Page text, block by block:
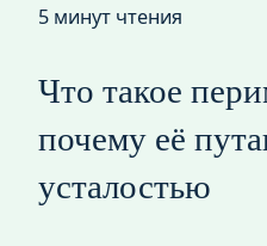
5 минут чтения
Что такое
почему её
усталостью